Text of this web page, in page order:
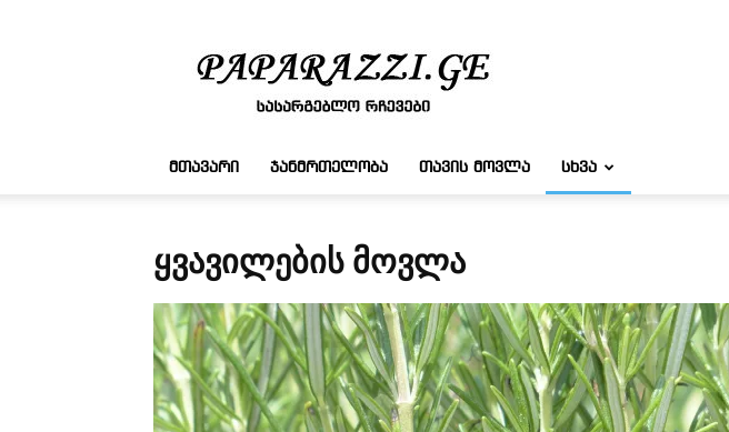
რჩევები
ᲛᲗᲐᲕᲐᲠᲘ ᲯᲐᲜᲛᲠᲗᲔᲚᲝᲑᲐ ᲗᲐᲕᲘᲡ ᲛᲝᲕᲚᲐ ᲡᲮᲕᲐ
ᲧᲕᲐᲕᲘᲚᲔᲑᲘᲡ ᲛᲝᲕᲚᲐ